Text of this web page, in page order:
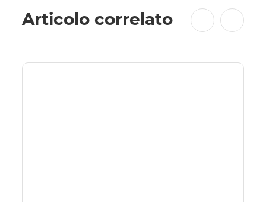
Articolo correlato